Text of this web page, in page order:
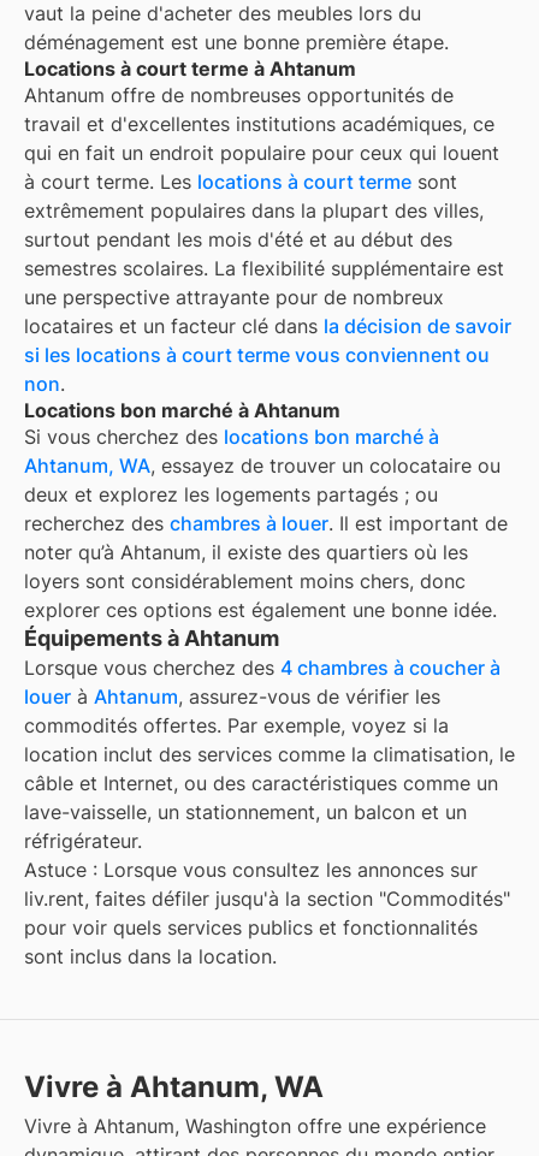
vaut la peine d'acheter des meubles lors du
déménagement est une bonne première étape.
Locations à court terme à Ahtanum
Ahtanum offre de nombreuses opportunités de
travail et d'excellentes institutions académiques, ce
qui en fait un endroit populaire pour ceux qui louent
à court terme. Les locations à court terme sont
extrêmement populaires dans la plupart des villes,
surtout pendant les mois d'été et au début des
semestres scolaires. La flexibilité supplémentaire est
une perspective attrayante pour de nombreux
locataires et un facteur clé dans la décision de savoir
si les locations à court terme vous conviennent ou
non.
Locations bon marché à Ahtanum
Si vous cherchez des locations bon marché à
Ahtanum, WA, essayez de trouver un colocataire ou
deux et explorez les logements partagés ; ou
recherchez des chambres à louer. Il est important de
noter qu’à Ahtanum, il existe des quartiers où les
loyers sont considérablement moins chers, donc
explorer ces options est également une bonne idée.
Équipements à Ahtanum
Lorsque vous cherchez des 4 chambres à coucher à
louer à Ahtanum, assurez-vous de vérifier les
commodités offertes. Par exemple, voyez si la
location inclut des services comme la climatisation, le
câble et Internet, ou des caractéristiques comme un
lave-vaisselle, un stationnement, un balcon et un
réfrigérateur.
Astuce : Lorsque vous consultez les annonces sur
liv.rent, faites défiler jusqu'à la section "Commodités"
pour voir quels services publics et fonctionnalités
sont inclus dans la location.
Vivre à Ahtanum, WA
Vivre à Ahtanum, Washington offre une expérience